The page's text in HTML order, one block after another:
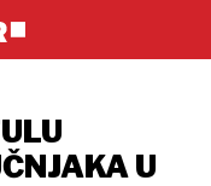
U